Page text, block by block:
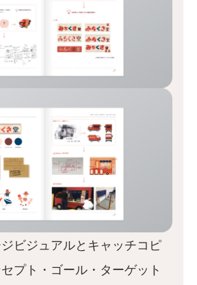
ビジュアルとキャッチコピ
プト・ゴール・ターゲット